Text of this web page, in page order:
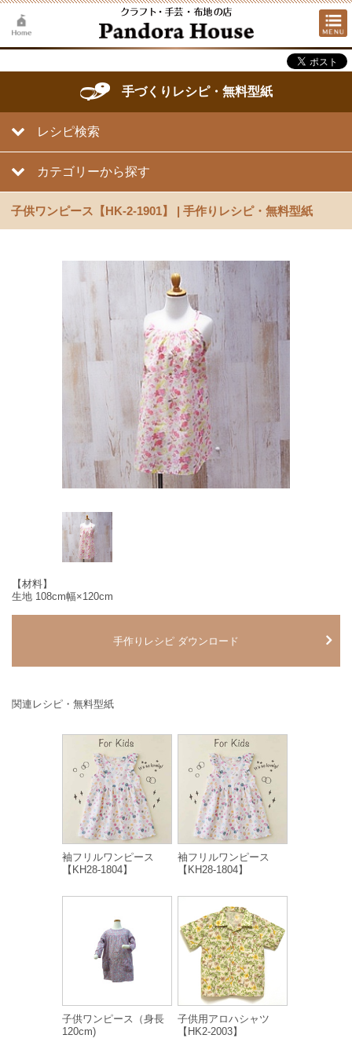
手づくりレシピ・無料型紙
レシピ検索
カテゴリーから探す
子供ワンピース【HK-2-1901】 | 手作りレシピ・無料型紙
【材料】
生地 108cm幅×120cm
手作りレシピ ダウンロード
関連レシピ・無料型紙
袖フリルワンピース
【KH28-1804】
袖フリルワンピース
【KH28-1804】
子供ワンピース（身長
120cm)
子供用アロハシャツ
【HK2-2003】